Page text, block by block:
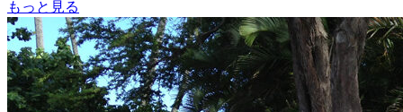
もっと見る